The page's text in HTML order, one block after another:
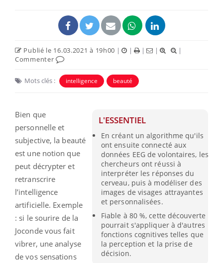
Publié le 16.03.2021 à 19h00 | | | |
|
Commenter
Mots clés : intelligence beauté
L'ESSENTIEL
En créant un algorithme qu'ils
ont ensuite connecté aux
données EEG de volontaires, les
chercheurs ont réussi à
interpréter les réponses du
cerveau, puis à modéliser des
images de visages attrayantes
et personnalisées.
Fiable à 80 %, cette découverte
pourrait s'appliquer à d'autres
fonctions cognitives telles que
la perception et la prise de
décision.
Bien que
personnelle et
subjective, la beauté
est une notion que
peut décrypter et
retranscrire
l’intelligence
artificielle. Exemple
: si le sourire de la
Joconde vous fait
vibrer, une analyse
de vos sensations